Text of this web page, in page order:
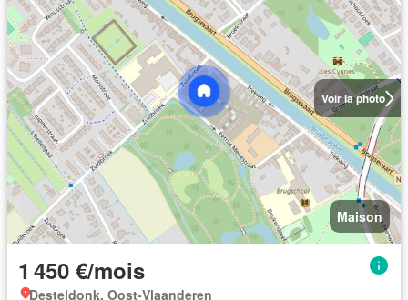
Voir la photo
Maison
1 450 €/mois
Desteldonk, Oost-Vlaanderen